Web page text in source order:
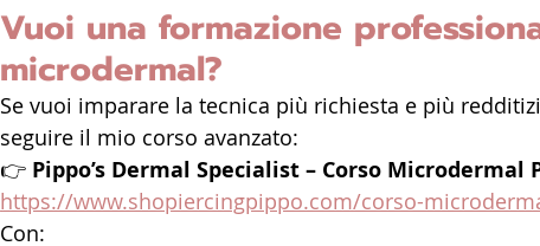
Vuoi una formazione
microdermal?
Se vuoi imparare la tecnica più richiesta e più
seguire il mio corso avanzato:
👉 Pippo’s Dermal Specialist – Corso Microdermal
https://www.shopiercingpippo.com/corso-
Con: